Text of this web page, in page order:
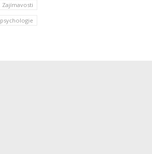
Zajímavosti
psychologie